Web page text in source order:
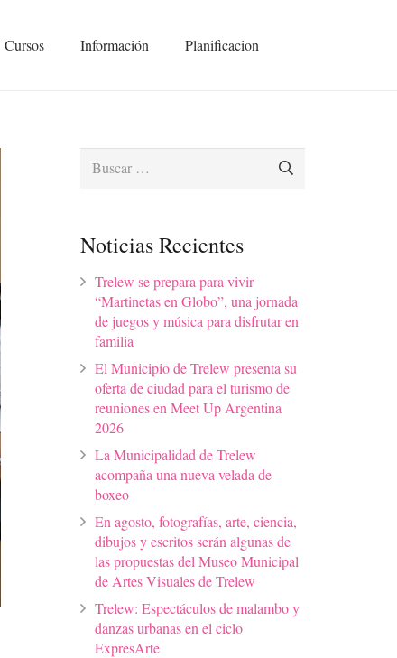
Cursos Información Planificacion
Buscar:
Noticias Recientes
Trelew se prepara para vivir
“Martinetas en Globo”, una jornada
de juegos y música para disfrutar en
familia
El Municipio de Trelew presenta su
oferta de ciudad para el turismo de
reuniones en Meet Up Argentina
2026
La Municipalidad de Trelew
acompaña una nueva velada de
boxeo
En agosto, fotografías, arte, ciencia,
dibujos y escritos serán algunas de
las propuestas del Museo Municipal
de Artes Visuales de Trelew
Trelew: Espectáculos de malambo y
danzas urbanas en el ciclo
ExpresArte